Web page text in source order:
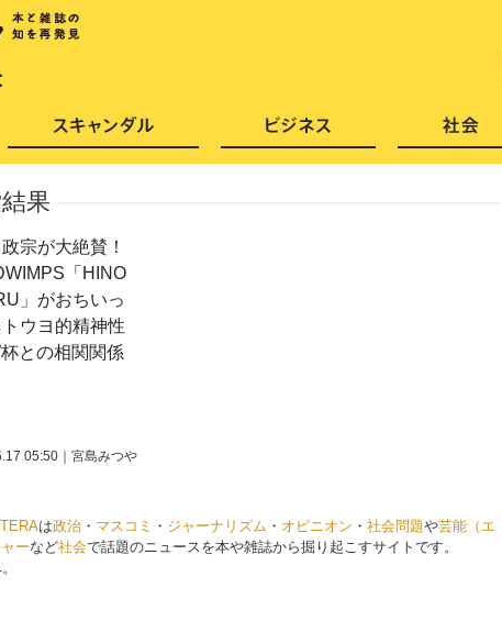
果
宗が大絶賛！
「HINO
」がおちいっ
ウヨ的精神性
との相関関係
05:50 宮島みつや
は政治 ・ マスコミ ・ ジャーナリズム ・ オピニオン ・ 社会問題や芸能（エ
ーなど社会で話題のニュースを本や雑誌から掘り起こすサイトです。
芸能・エンタメ スキャンダル